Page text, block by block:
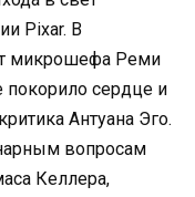
Pixar. В
микрошефа Реми
сердце и
Антуана Эго.
вопросам
Келлера,